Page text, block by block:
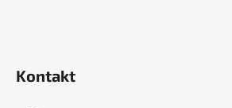
Kontakt